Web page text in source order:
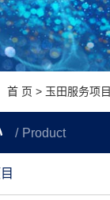
首 页 > 玉田服务项目
Product